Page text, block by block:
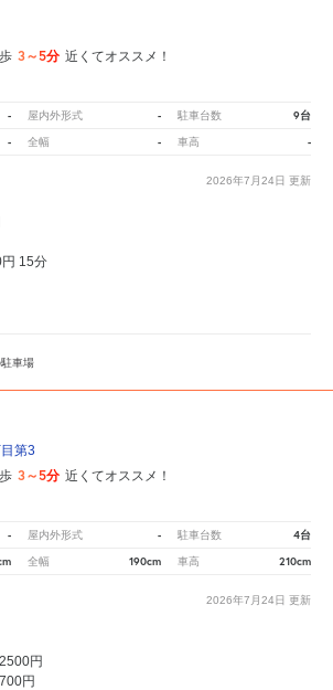
3～5分 近くてオススメ！
- 屋内外形式 - 駐車台数 9台
- 全幅 - 車高 -
2026年7月24日 更新
15分
車場
第3
3～5分 近くてオススメ！
- 屋内外形式 - 駐車台数 4台
全幅 190cm 車高 210cm
2026年7月24日 更新
円
円